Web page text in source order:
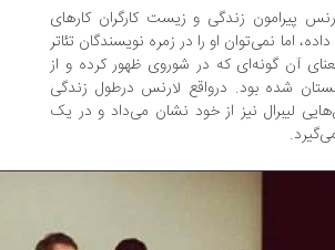
زندگی و زیست کارگران کارهای
نمی‌توان او را در زمره نویسندگان تئاتر
گونه‌ای که در شوروی ظهور کرده و از
بود. درواقع لارنس درطول زندگی‌
نیز از خود نشان می‌داد و در یک